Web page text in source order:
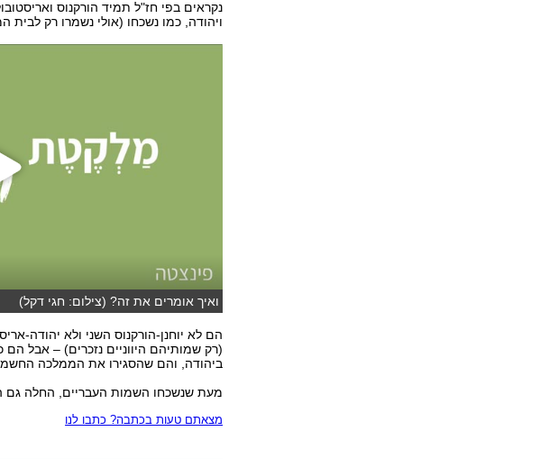
נקראים בפי חז"ל תמיד הורקנוס
ויהודה, כמו נשכחו (אולי נשמרו רק
ואיך אומרים את זה? (צילום: חגי דקל)
הם לא יוחנן-הורקנוס השני ולא יהודה-
(רק שמותיהם היווניים נזכרים) – אבל
ביהודה, והם שהסגירו את הממלכה
מעת שנשכחו השמות העבריים, החלה גם
מצאתם טעות בכתבה? כתבו לנו